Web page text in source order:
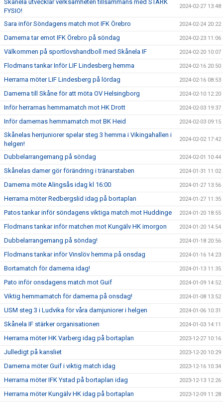
Skånela utvecklar verksamheten tillsammans med STARK
FYSIO!
2024-02-27 13:48
Sara inför Söndagens match mot IFK Örebro 2024-02-24 20:22
Damerna tar emot IFK Örebro på söndag 2024-02-23 11:06
Välkommen på sportlovshandboll med Skånela IF 2024-02-20 10:07
Flodmans tankar Inför LIF Lindesberg hemma 2024-02-16 20:50
Herrarna möter LIF Lindesberg på lördag 2024-02-16 08:53
Damerna till Skåne för att möta OV Helsingborg 2024-02-10 12:20
Inför herrarnas hemmamatch mot HK Drott 2024-02-03 19:37
Inför damernas hemmamatch mot BK Heid 2024-02-03 09:15
Skånelas herrjuniorer spelar steg 3 hemma i Vikingahallen i
helgen!
2024-02-02 17:42
Dubbelarrangemang på söndag 2024-02-01 10:44
Skånelas damer gör förändring i tränarstaben 2024-01-31 11:02
Damerna möte Alingsås idag kl 16:00 2024-01-27 13:56
Herrarna möter Redbergslid idag på bortaplan 2024-01-27 11:35
Patos tankar inför söndagens viktiga match mot Huddinge 2024-01-20 18:55
Flodmans tankar inför matchen mot Kungälv HK imorgon 2024-01-20 14:54
Dubbelarrangemang på söndag! 2024-01-18 20:56
Flodmans tankar inför Vinslöv hemma på onsdag 2024-01-16 14:23
Bortamatch för damerna idag! 2024-01-13 11:35
Pato inför onsdagens match mot Guif 2024-01-09 14:52
Viktig hemmamatch för damerna på onsdag! 2024-01-08 13:52
USM steg 3 i Ludvika för våra damjuniorer i helgen 2024-01-06 10:31
Skånela IF stärker organisationen 2024-01-03 14:11
Herrarna möter HK Varberg idag på bortaplan 2023-12-27 10:16
Julledigt på kansliet 2023-12-20 10:29
Damerna möter Guif i viktig match idag 2023-12-16 10:34
Herrarna möter IFK Ystad på bortaplan idag 2023-12-13 12:26
Herrarna möter Kungälv HK idag på bortaplan 2023-12-09 11:28